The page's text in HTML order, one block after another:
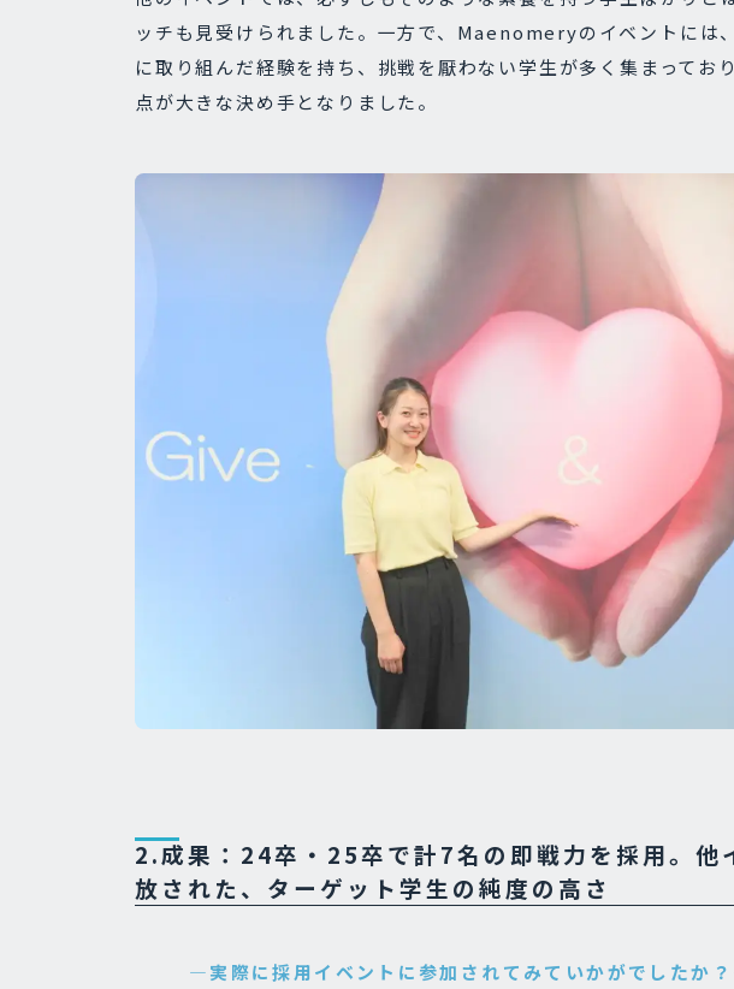
ッチも見受けられました。一方で、Maenomeryのイベントには
に取り組んだ経験を持ち、挑戦を厭わない学生が多く集まってお
点が大きな決め手となりました。
2.成果：24卒・25卒で計7名の即戦力を採用。他
放された、ターゲット学生の純度の高さ
―実際に採用イベントに参加されてみていかがでしたか